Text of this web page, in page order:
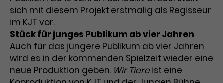
sich mit diesem Projekt erstmalig als Regisseur
im KJT vor.
Stück für junges Publikum ab vier Jahren
Auch für das jüngere Publikum ab vier Jahren
wird es in der kommenden Spielzeit wieder eine
neue Produktion geben. Wir Tiereist eine